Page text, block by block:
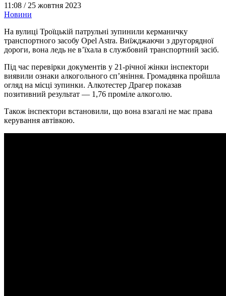
11:08 / 25 жовтня 2023
Новини
На вулиці Троїцькій патрульні зупинили керманичку
транспортного засобу Opel Astra. Виїжджаючи з другорядної
дороги, вона ледь не в’їхала в службовий транспортний засіб.
Під час перевірки документів у 21-річної жінки інспектори
виявили ознаки алкогольного сп’яніння. Громадянка пройшла
огляд на місці зупинки. Алкотестер Драгер показав
позитивний результат — 1,76 проміле алкоголю.
Також інспектори встановили, що вона взагалі не має права
керування автівкою.